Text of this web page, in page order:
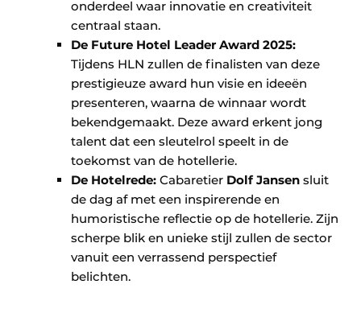
onderdeel waar innovatie en creativiteit
centraal staan.
De Future Hotel Leader Award 2025:
Tijdens HLN zullen de finalisten van deze
prestigieuze award hun visie en ideeën
presenteren, waarna de winnaar wordt
bekendgemaakt. Deze award erkent jong
talent dat een sleutelrol speelt in de
toekomst van de hotellerie.
De Hotelrede: Cabaretier Dolf Jansen sluit
de dag af met een inspirerende en
humoristische reflectie op de hotellerie. Zijn
scherpe blik en unieke stijl zullen de sector
vanuit een verrassend perspectief
belichten.